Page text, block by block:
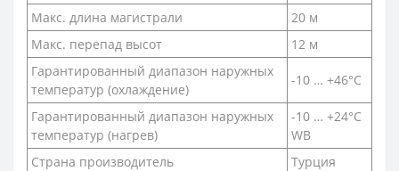
Макс. длина магистрали
20 м
Макс. перепад высот
12 м
Гарантированный диапазон наружных
температур (охлаждение)
-10 … +46°C
Гарантированный диапазон наружных
температур (нагрев)
-10 … +24°C
WB
Страна производитель
Турция